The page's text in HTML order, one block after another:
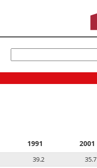
1991 2001
39.2 35.7